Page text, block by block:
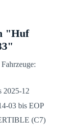
"Huf
2025-12
03 bis EOP
(C7)